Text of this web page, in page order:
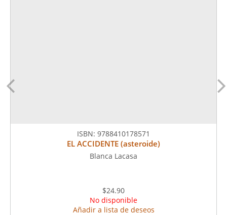
ISBN: 9788410178571
EL ACCIDENTE (asteroide)
Blanca Lacasa
$24.90
No disponible
Añadir a lista de deseos